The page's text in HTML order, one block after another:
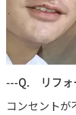
---Q. リフォ
コンセントが